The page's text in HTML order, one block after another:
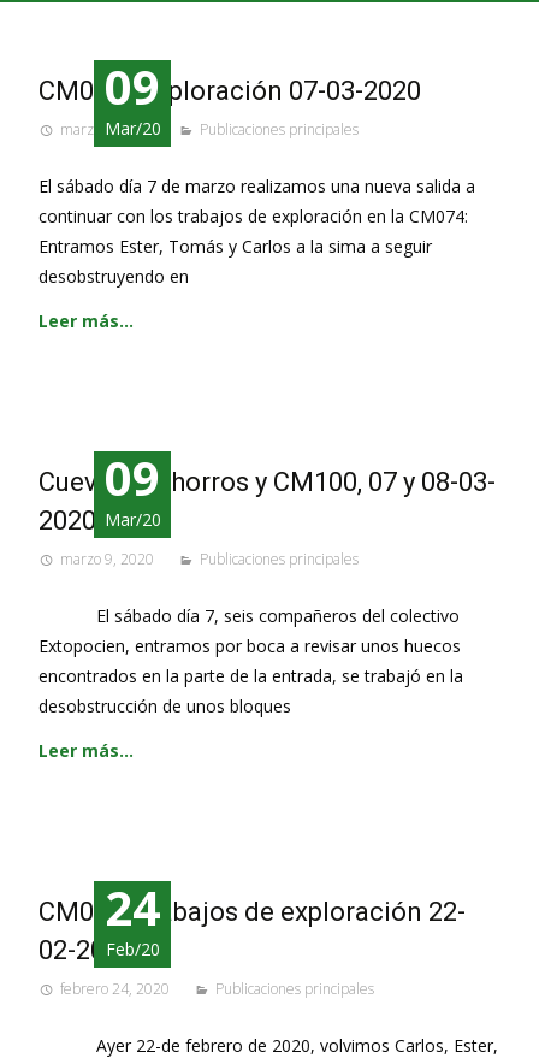
09
Mar/20
CM074 , Exploración 07-03-2020
marzo 9, 2020 Publicaciones principales
El sábado día 7 de marzo realizamos una nueva salida a
continuar con los trabajos de exploración en la CM074:
Entramos Ester, Tomás y Carlos a la sima a seguir
desobstruyendo en
Leer más…
09
Mar/20
Cueva de Chorros y CM100, 07 y 08-03-
2020
marzo 9, 2020 Publicaciones principales
El sábado día 7, seis compañeros del colectivo
Extopocien, entramos por boca a revisar unos huecos
encontrados en la parte de la entrada, se trabajó en la
desobstrucción de unos bloques
Leer más…
24
Feb/20
CM074, Trabajos de exploración 22-
02-2020.
febrero 24, 2020 Publicaciones principales
Ayer 22-de febrero de 2020, volvimos Carlos, Ester,